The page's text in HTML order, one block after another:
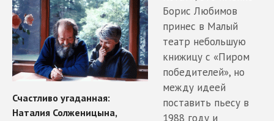
Борис Любимов
принес в Малый
театр небольшую
книжицу с «Пиром
победителей», но
между идеей
поставить пьесу в
1988 году и